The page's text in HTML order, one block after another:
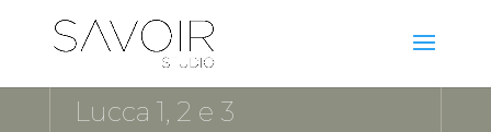
Lucca 1, 2 e 3